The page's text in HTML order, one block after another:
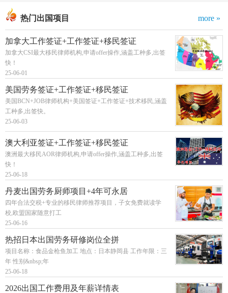
热门出国项目 more »
加拿大工作签证+工作签证+移民签证
加拿大CSI最大移民律师机构,申请offer操作,涵盖工种多,出签
快！
25-06-01
美国劳务签证+工作签证+移民签证
美国BCN+JOB律师机构+美国签证+工作签证+技术移民,涵盖
工种多,出签快。
25-06-03
澳大利亚签证+工作签证+移民签证
澳洲最大移民AOR律师机构,申请offer操作,涵盖工种多,出签
快！
25-06-18
丹麦出国劳务厨师项目+4年可永居
四年合法交税+专业的移民律师推荐项目，子女免费就读学
校,欧盟国家随意打工
25-06-16
热招日本出国劳务研修岗位全拼
项目名称：食品金枪鱼加工 地点：日本静岡县 工作年限：三
年 性别&nbsp;年
25-06-18
2026出国工作费用及年薪详情表